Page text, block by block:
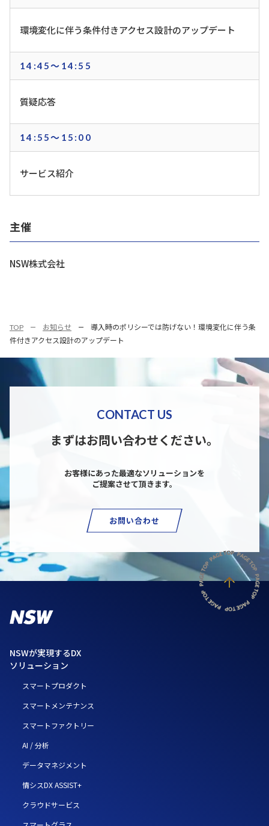
環境変化に伴う条件付きアクセス設計のアップデート
14:45～14:55
質疑応答
14:55～15:00
サービス紹介
主催
NSW株式会社
TOP お知らせ
導入時のポリシーでは防げない！環境変化に伴う条
件付きアクセス設計のアップデート
CONTACT US
まずはお問い合わせください。
お客様にあった最適なソリューションを
ご提案させて頂きます。
お問い合わせ
NSWが実現するDX
ソリューション
スマートプロダクト
スマートメンテナンス
スマートファクトリー
AI / 分析
データマネジメント
情シスDX ASSIST+
クラウドサービス